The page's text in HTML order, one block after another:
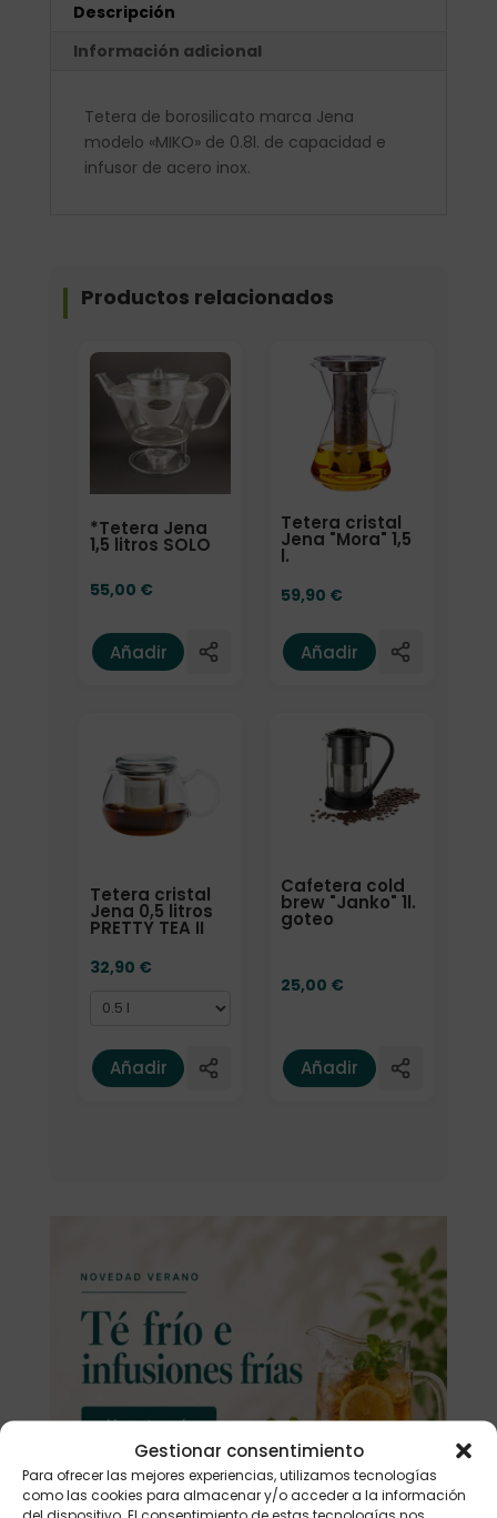
Gestionar consentimiento
Para ofrecer las mejores experiencias, utilizamos tecnologías
como las cookies para almacenar y/o acceder a la información
Descripción
Información adicional
Tetera de borosilicato marca Jena
modelo «MIKO» de 0.8l. de capacidad e
infusor de acero inox.
Productos relacionados
*Tetera Jena
1,5 litros SOLO
55,00 €
Añadir
Tetera cristal
Jena "Mora" 1,5
l.
59,90 €
Añadir
Tetera cristal
Jena 0,5 litros
PRETTY TEA II
32,90 €
Añadir
Cafetera cold
brew "Janko" 1l.
goteo
25,00 €
Añadir